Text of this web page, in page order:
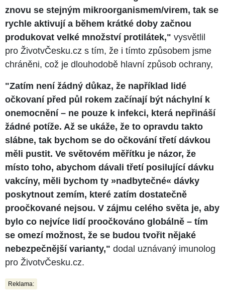
znovu se stejným mikroorganismem/virem, tak se
rychle aktivují a během krátké doby začnou
produkovat velké množství protilátek," vysvětlil
pro ŽivotvČesku.cz s tím, že i tímto způsobem jsme
chráněni, což je dlouhodobě hlavní způsob ochrany,
"Zatím není žádný důkaz, že například lidé
očkovaní před půl rokem začínají být náchylní k
onemocnění – ne pouze k infekci, která nepřináší
žádné potíže. Až se ukáže, že to opravdu takto
slábne, tak bychom se do očkování třetí dávkou
měli pustit. Ve světovém měřítku je názor, že
místo toho, abychom dávali třetí posilující dávku
vakcíny, měli bychom ty »nadbytečné« dávky
poskytnout zemím, které zatím dostatečně
proočkované nejsou. V zájmu celého světa je, aby
bylo co nejvíce lidí proočkováno globálně – tím
se omezí možnost, že se budou tvořit nějaké
nebezpečnější varianty," dodal uznávaný imunolog
pro ŽivotvČesku.cz.
Reklama: